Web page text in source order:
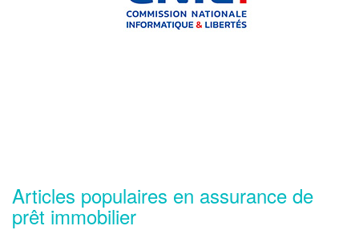
Articles populaires en assurance de
prêt immobilier